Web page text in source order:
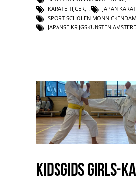
KARATE TIJGER
JAPAN
SPORT SCHOLEN MONNICKENDAM
JAPANSE KRIJGSKUNSTEN
Kidsgids Girls-